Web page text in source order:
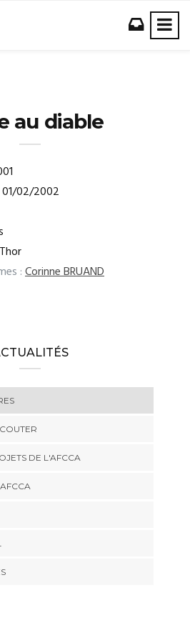
au diable
01/02/2002
:Corinne BRUAND
DE L'AFCCA